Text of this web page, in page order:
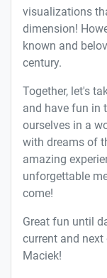
visualizations
dimension!
known and
century.
Together, let's
and have fun in
ourselves in a
with dreams of
amazing
unforgettable
come!
Great fun until
current and
Maciek!